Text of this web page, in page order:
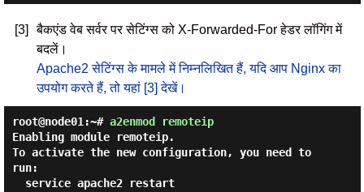
[3]
बैकएंड वेब सर्वर पर सेटिंग्स को X-Forwarded-For हेडर लॉगिंग में
बदलें।
Apache2 सेटिंग्स के मामले में निम्नलिखित हैं, यदि आप Nginx का
उपयोग करते हैं, तो यहां [3] देखें।
root@node01:~# a2enmod remoteip
Enabling module remoteip.
To activate the new configuration, you need to
run: